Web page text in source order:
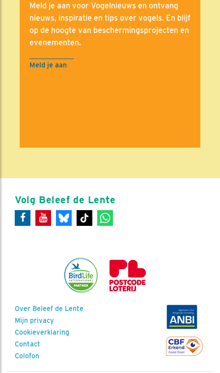
Meld je aan voor Vogelnieuws en ontvang
nieuws, inspiratie en tips over vogels. En blijf
op de hoogte van beschermingsprojecten en
evenementen.
Meld je aan
Volg Beleef de Lente
Over Beleef de Lente
Mijn privacy
Cookieverklaring
Contact
Colofon